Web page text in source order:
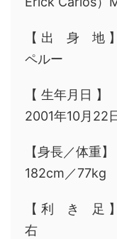
【 出 身 地 】
ペルー
【 生年月日 】
2001年10月22
【身長／体重】
182cm／77kg
【 利 き 足 】
右